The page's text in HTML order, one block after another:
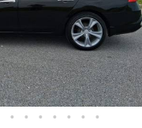
• • • • • • •